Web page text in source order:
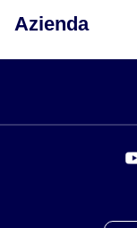
Azienda